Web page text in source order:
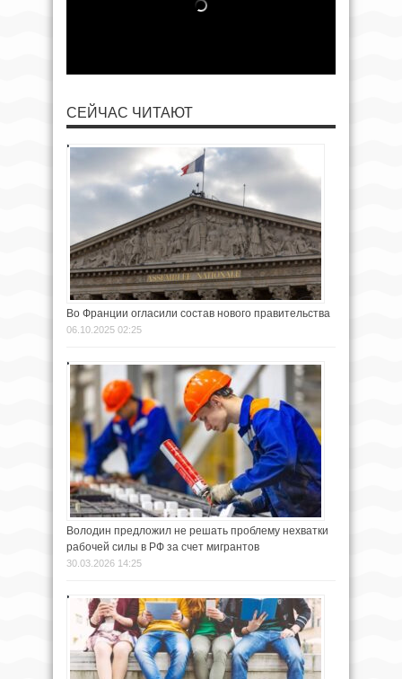
СЕЙЧАС ЧИТАЮТ
Во Франции огласили состав нового правительства
06.10.2025 02:25
Володин предложил не решать проблему нехватки
рабочей силы в РФ за счет мигрантов
30.03.2026 14:25